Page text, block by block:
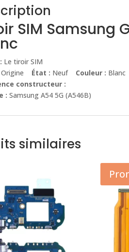
SIM Samsung
Le tiroir SIM
Origine État : Neuf Couleur : Blanc
constructeur :
:Samsung A54 5G (A546B)
similaires